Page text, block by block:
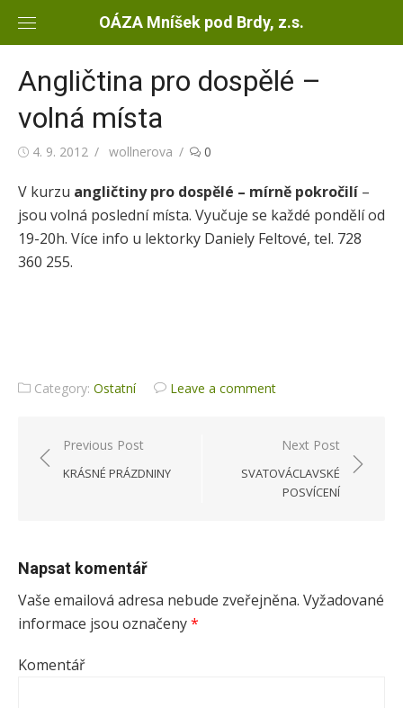
OÁZA Mníšek pod Brdy, z.s.
Angličtina pro dospělé –
volná místa
Posted
4. 9. 2012 Author
wollnerova 0
V kurzu angličtiny pro dospělé – mírně pokročilí –
jsou volná poslední místa. Vyučuje se každé pondělí od
19-20h. Více info u lektorky Daniely Feltové, tel. 728
360 255.
Category: Ostatní Leave a comment
Navigace
Previous Post
KRÁSNÉ PRÁZDNINY
Next Post
SVATOVÁCLAVSKÉ
POSVÍCENÍ
Napsat komentář
Vaše emailová adresa nebude zveřejněna. Vyžadované
informace jsou označeny*
Komentář